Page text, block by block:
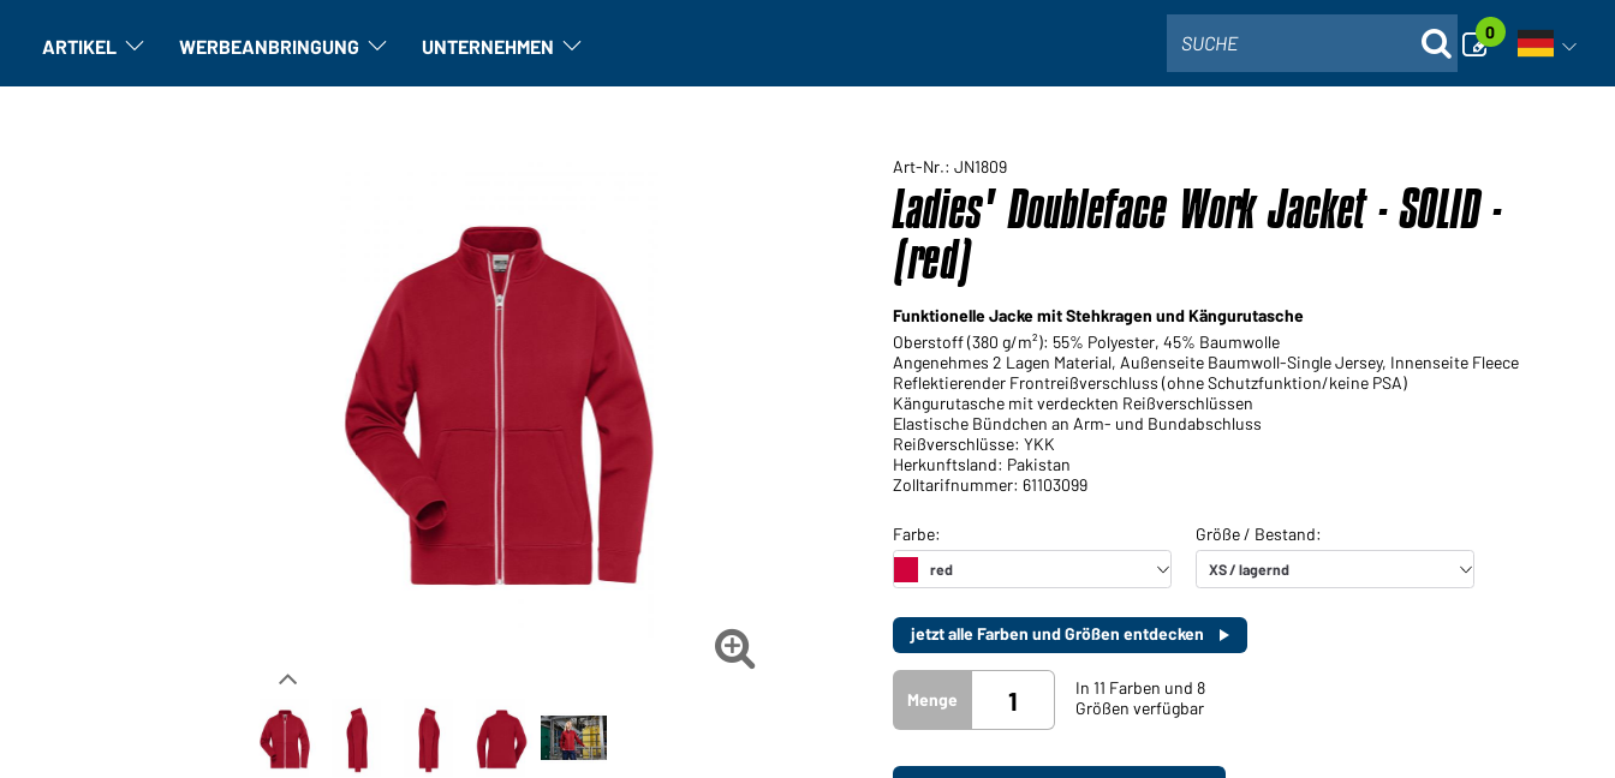
ARTIKEL Artikel: Untermenü öffnen
WERBEANBRINGUNG Veredelung: Untermenü öffnen
UNTERNEHMEN Unternehmen: Untermenü öffnen SUCHE
0

Art-Nr.: JN1809
Ladies' Doubleface Work Jacket - SOLID -
(red)
Funktionelle Jacke mit Stehkragen und Kängurutasche
Oberstoff (380 g/m²): 55% Polyester, 45% Baumwolle
Angenehmes 2 Lagen Material, Außenseite Baumwoll-Single Jersey, Innenseite Fleece
Reflektierender Frontreißverschluss (ohne Schutzfunktion/keine PSA)
Kängurutasche mit verdeckten Reißverschlüssen
Elastische Bündchen an Arm- und Bundabschluss
Reißverschlüsse: YKK
Herkunftsland: Pakistan
Zolltarifnummer: 61103099
jetzt alle Farben und Größen entdecken
Menge
In 11 Farben und 8
Größen verfügbar